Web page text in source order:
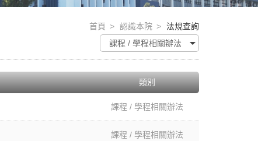
首頁 認識本院 法規查詢
類別
課程 / 學程相關辦法
課程 / 學程相關辦法